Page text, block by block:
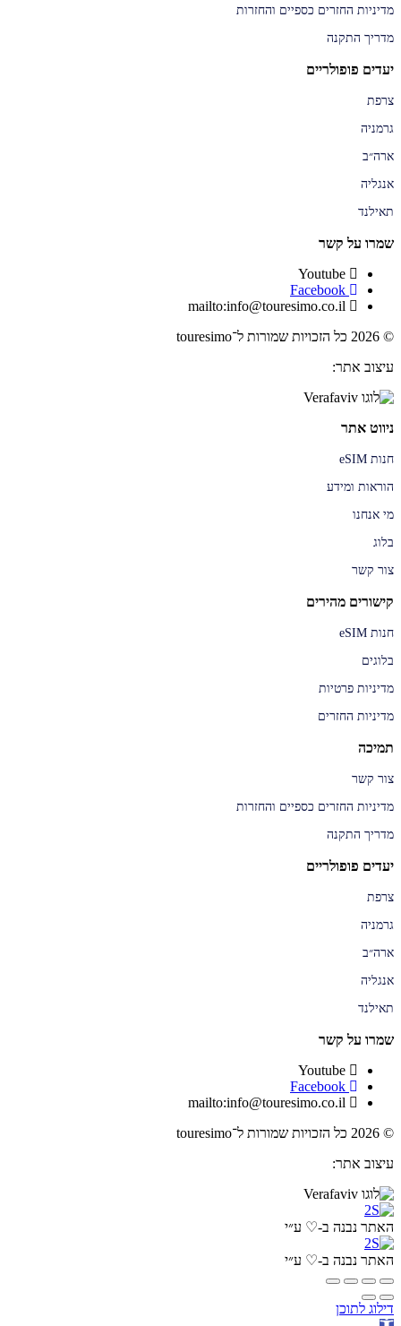
מדיניות החזרים כספיים והחזרות
מדריך התקנה
יעדים פופולריים
צרפת
גרמניה
ארה״ב
אנגליה
תאילנד
שמרו על קשר
Youtube
Facebook
mailto:info@touresimo.co.il
© 2026 כל הזכויות שמורות ל־touresimo
עיצוב אתר:
ניווט אתר
חנות eSIM
הוראות ומידע
מי אנחנו
בלוג
צור קשר
קישורים מהירים
חנות eSIM
בלוגים
מדיניות פרטיות
מדיניות החזרים
תמיכה
צור קשר
מדיניות החזרים כספיים והחזרות
מדריך התקנה
יעדים פופולריים
צרפת
גרמניה
ארה״ב
אנגליה
תאילנד
שמרו על קשר
Youtube
Facebook
mailto:info@touresimo.co.il
© 2026 כל הזכויות שמורות ל־touresimo
עיצוב אתר:
האתר נבנה ב-♡ ע״י
האתר נבנה ב-♡ ע״י
דילוג לתוכן